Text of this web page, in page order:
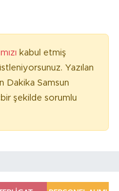
kabul etmiş
Yazılan
Dakika Samsun
şekilde sorumlu